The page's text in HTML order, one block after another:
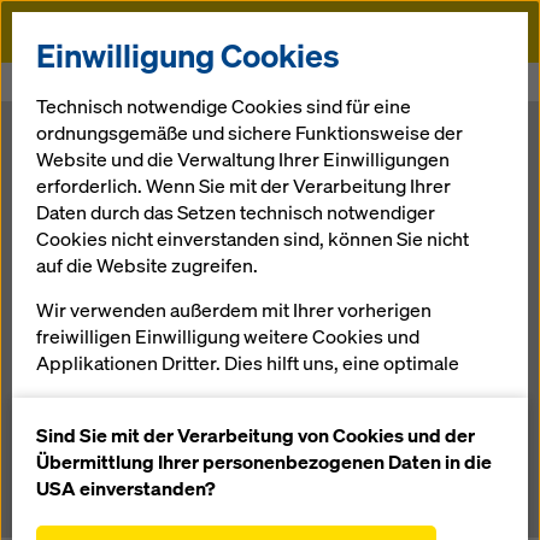
Doka
Newsroom
Kraftvolle
Premiere für
D35
09.10.2013 |
Download: Pressematerial
Einwilligung Cookies
Technisch notwendige Cookies sind für eine
ordnungsgemäße und sichere Funktionsweise der
Website und die Verwaltung Ihrer Einwilligungen
erforderlich. Wenn Sie mit der Verarbeitung Ihrer
Daten durch das Setzen technisch notwendiger
Cookies nicht einverstanden sind, können Sie nicht
auf die Website zugreifen.
Wir verwenden außerdem mit Ihrer vorherigen
freiwilligen Einwilligung weitere Cookies und
Applikationen Dritter. Dies hilft uns, eine optimale
die Funktionalität unserer Website ständig zu
verbessern (Funktionale und Statistik Cookies),
Sind Sie mit der Verarbeitung von Cookies und der
Übermittlung Ihrer personenbezogenen Daten in die
USA einverstanden?